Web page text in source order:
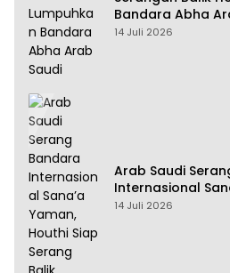
Bandara Abha
14 Juli 2026
Arab Saudi
Internasional
Siap Serang Balik
14 Juli 2026